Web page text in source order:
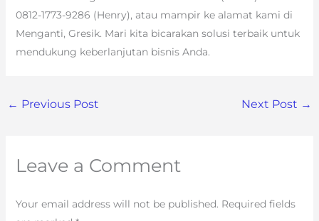
0812-1773-9286 (Henry), atau mampir ke alamat kami di
Menganti, Gresik. Mari kita bicarakan solusi terbaik untuk
mendukung keberlanjutan bisnis Anda.
← Previous Post Next Post →
Leave a Comment
Your email address will not be published. Required fields